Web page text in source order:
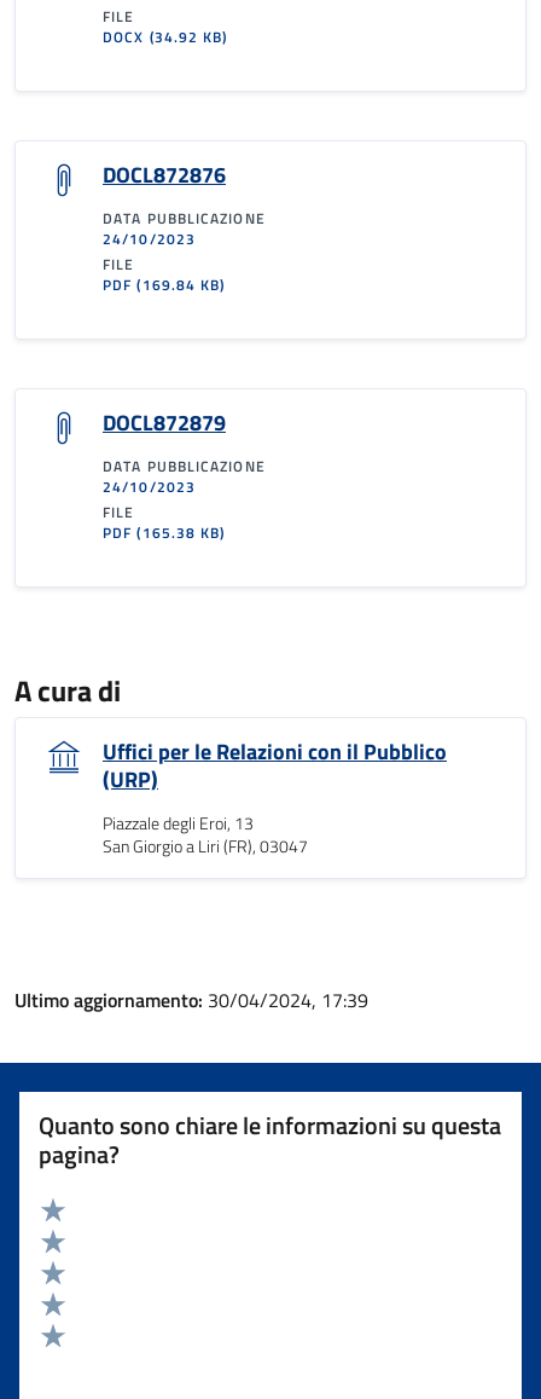
FILE
DOCX (34.92 KB)
DOCL872876
DATA PUBBLICAZIONE
24/10/2023
FILE
PDF(169.84 KB)
DOCL872879
DATA PUBBLICAZIONE
24/10/2023
FILE
PDF(165.38 KB)
A cura di
Uffici per le Relazioni con il Pubblico
(URP)
Piazzale degli Eroi, 13
San Giorgio a Liri (FR), 03047
Ultimo aggiornamento: 30/04/2024, 17:39
Quanto sono chiare le informazioni su questa
pagina?
Valuta 5 stelle su 5
Valuta 4 stelle su 5
Valuta 3 stelle su 5
Valuta 2 stelle su 5